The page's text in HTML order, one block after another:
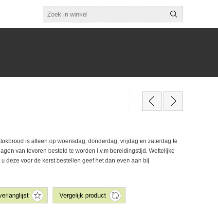
is alleen op woensdag, donderdag, vrijdag en zaterdag te
van tevoren besteld te worden i.v.m bereidingstijd. Wettelijke
deze voor de kerst bestellen geef het dan even aan bij